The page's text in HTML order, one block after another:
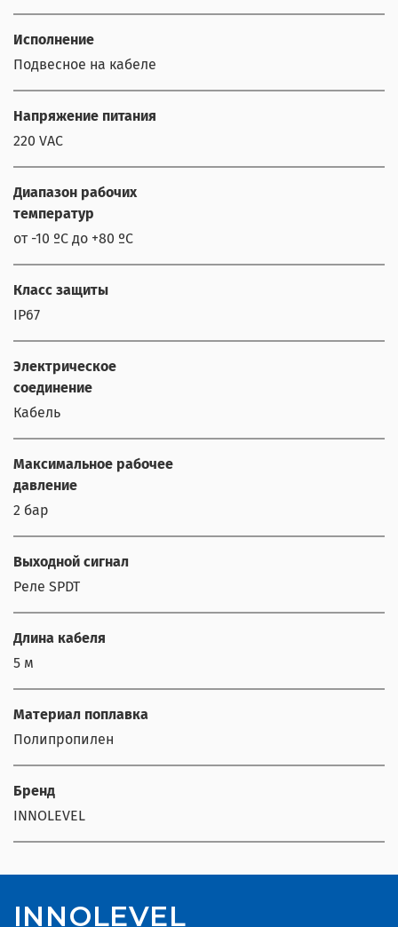
Исполнение
Подвесное на кабеле
Напряжение питания
220 VAC
Диапазон рабочих
температур
от -10 ºС до +80 ºС
Класс защиты
IP67
Электрическое
соединение
Кабель
Максимальное рабочее
давление
2 бар
Выходной сигнал
Реле SPDT
Длина кабеля
5 м
Материал поплавка
Полипропилен
Бренд
INNOLEVEL
INNOLEVEL